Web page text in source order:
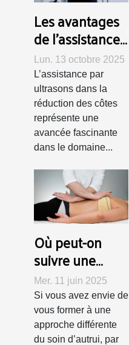
Les avantages
de l'assistance
par ultrasons
dans la
réduction des
côtes
Lun. 13 octobre 2025
L’assistance par
ultrasons dans la
réduction des côtes
représente une
avancée fascinante
dans le domaine...
Où peut-on
suivre une
formation de
rebouteux à
Lausanne ?
Mer. 11 juin 2025
Si vous avez envie de
vous former à une
approche différente
du soin d’autrui, par